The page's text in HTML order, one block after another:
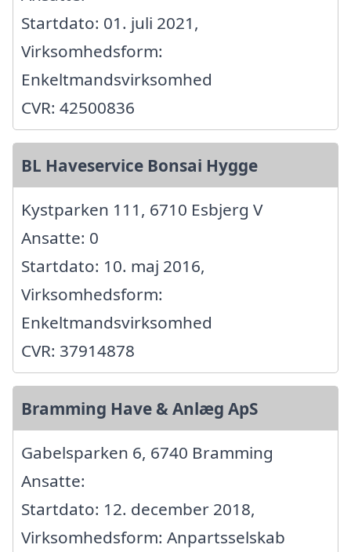
Startdato: 01. juli 2021,
Virksomhedsform:
Enkeltmandsvirksomhed
CVR: 42500836
BL Haveservice Bonsai Hygge
Kystparken 111, 6710 Esbjerg V
Ansatte: 0
Startdato: 10. maj 2016,
Virksomhedsform:
Enkeltmandsvirksomhed
CVR: 37914878
Bramming Have & Anlæg ApS
Gabelsparken 6, 6740 Bramming
Ansatte:
Startdato: 12. december 2018,
Virksomhedsform: Anpartsselskab